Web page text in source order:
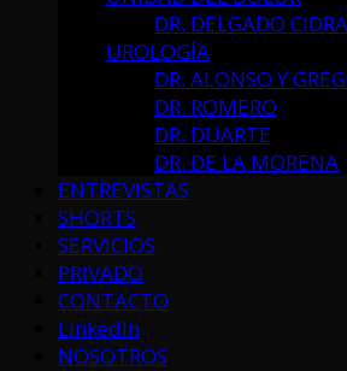
DR. DELGADO
UROLOGÍA
DR. ALONSO Y
DR. ROMERO
DR. DUARTE
DR. DE LA MORENA
ENTREVISTAS
SHORTS
SERVICIOS
PRIVADO
CONTACTO
LinkedIn
NOSOTROS